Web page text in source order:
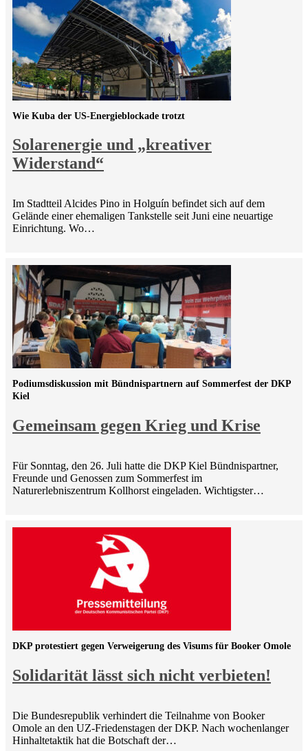
Solarenergie und „kreativer
Widerstand“
Wie Kuba der US-Energieblockade trotzt
Im Stadtteil Alcides Pino in Holguín befindet sich auf dem
Gelände einer ehemaligen Tankstelle seit Juni eine neuartige
Einrichtung. Wo…
Gemeinsam gegen Krieg und Krise
Podiumsdiskussion mit Bündnispartnern auf Sommerfest der DKP
Kiel
Für Sonntag, den 26. Juli hatte die DKP Kiel Bündnispartner,
Freunde und Genossen zum Sommerfest im
Naturerlebniszentrum Kollhorst eingeladen. Wichtigster…
Solidarität lässt sich nicht verbieten!
DKP protestiert gegen Verweigerung des Visums für Booker Omole
Die Bundesrepublik verhindert die Teilnahme von Booker
Omole an den UZ-Friedenstagen der DKP. Nach wochenlanger
Hinhaltetaktik hat die Botschaft der…